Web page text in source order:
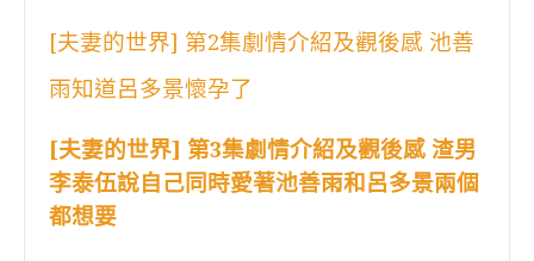
[夫妻的世界] 第2集劇情介紹及觀後感 池善
雨知道呂多景懷孕了
[夫妻的世界] 第3集劇情介紹及觀後感 渣男
李泰伍說自己同時愛著池善雨和呂多景兩個
都想要